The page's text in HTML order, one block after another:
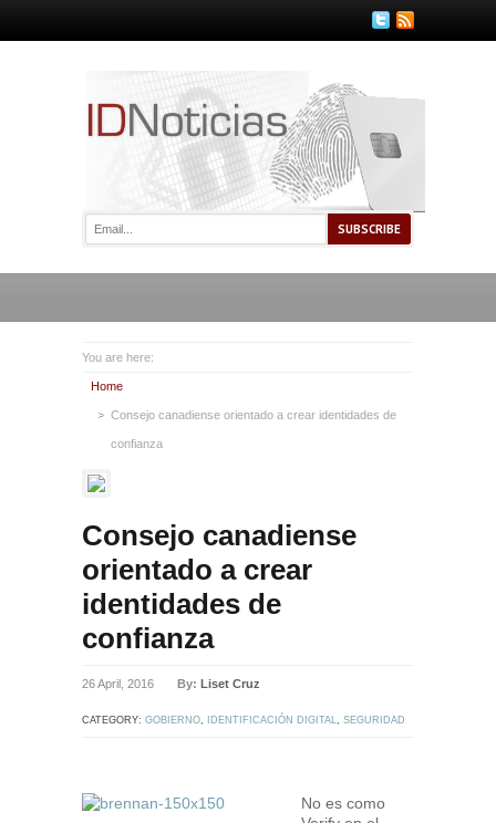
You are here:
Home
Consejo canadiense orientado a crear identidades de
confianza
Consejo canadiense
orientado a crear
identidades de
confianza
26 April, 2016 By: Liset Cruz
CATEGORY: GOBIERNO, IDENTIFICACIÓN DIGITAL, SEGURIDAD
No es como